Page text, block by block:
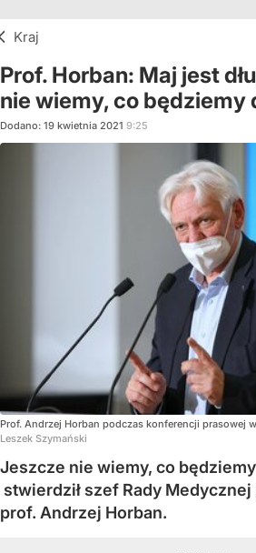
Kraj
Prof. Horban: Maj jest
nie wiemy, co będziemy
Dodano: 19 kwietnia 2021 9:25
Prof. Andrzej Horban podczas konferencji prasowej
Leszek Szymański
Jeszcze nie wiemy, co
stwierdził szef Rady
prof. Andrzej Horban.